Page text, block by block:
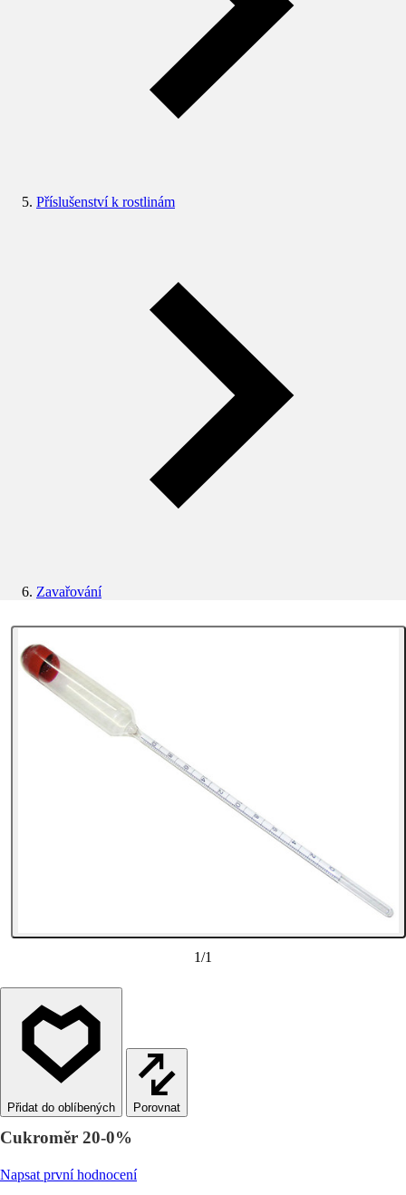
Příslušenství k rostlinám
Zavařování
1/1
Porovnat
Cukroměr 20-0%
Napsat první hodnocení